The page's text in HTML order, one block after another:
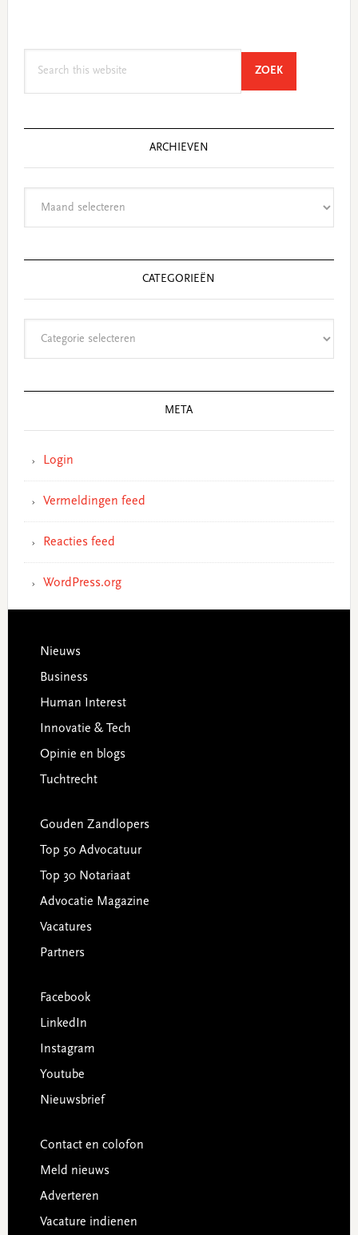
ZOEKSEARCH
ARCHIEVEN
CATEGORIEËN
META
Login
Vermeldingen feed
Reacties feed
WordPress.org
Footer
Nieuws
Business
Human Interest
Innovatie & Tech
Opinie en blogs
Tuchtrecht
Gouden Zandlopers
Top 50 Advocatuur
Top 30 Notariaat
Advocatie Magazine
Vacatures
Partners
Facebook
LinkedIn
Instagram
Youtube
Nieuwsbrief
Contact en colofon
Meld nieuws
Adverteren
Vacature indienen